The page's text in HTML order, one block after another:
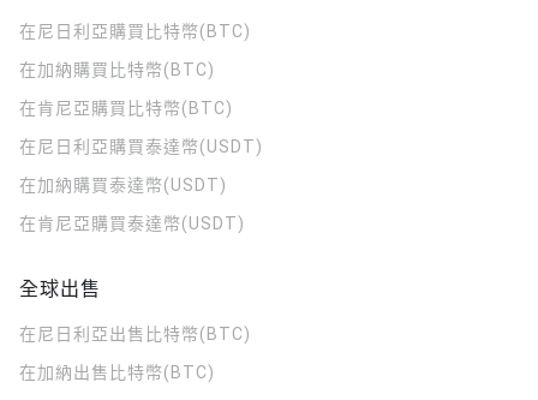
在尼日利亞購買比特幣(BTC)
在加納購買比特幣(BTC)
在肯尼亞購買比特幣(BTC)
在尼日利亞購買泰達幣(USDT)
在加納購買泰達幣(USDT)
在肯尼亞購買泰達幣(USDT)
全球出售
在尼日利亞出售比特幣(BTC)
在加納出售比特幣(BTC)